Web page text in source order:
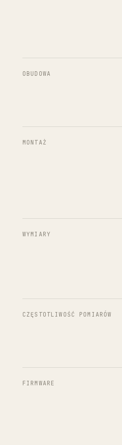
OBUDOWA
MONTAŻ
WYMIARY
CZĘSTOTLIWOŚĆ POMIARÓW
FIRMWARE